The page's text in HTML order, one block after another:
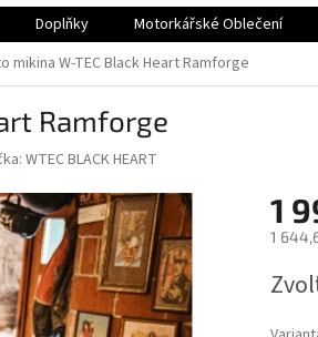
Doplňky Motorkářské Oblečení
mikina W-TEC Black Heart Ramforge
Ramforge
WTEC BLACK HEART
1
1
cena: